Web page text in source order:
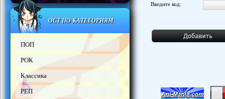
ОСТ ПО КАТЕГОРИЯМ
ПОП
РОК
Классика
РЕП
Введите код: